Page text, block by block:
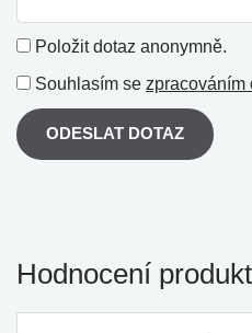
Položit dotaz anonymně.
Souhlasím se zpracováním
ODESLAT DOTAZ
Hodnocení